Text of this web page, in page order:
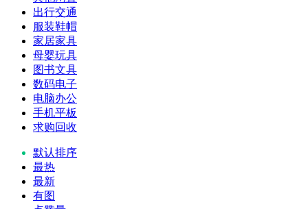
出行交通
服装鞋帽
家居家具
母婴玩具
图书文具
数码电子
电脑办公
手机平板
求购回收
默认排序
最热
最新
有图